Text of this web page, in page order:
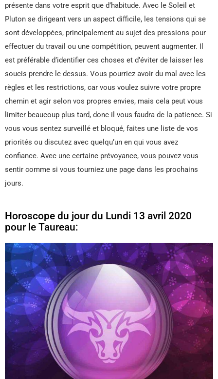
présente dans votre esprit que d’habitude. Avec le Soleil et
Pluton se dirigeant vers un aspect difficile, les tensions qui se
sont développées, principalement au sujet des pressions pour
effectuer du travail ou une compétition, peuvent augmenter. Il
est préférable d’identifier ces choses et d’éviter de laisser les
soucis prendre le dessus. Vous pourriez avoir du mal avec les
règles et les restrictions, car vous voulez suivre votre propre
chemin et agir selon vos propres envies, mais cela peut vous
limiter beaucoup plus tard, donc il vous faudra de la patience. Si
vous vous sentez surveillé et bloqué, faites une liste de vos
priorités ou discutez avec quelqu’un en qui vous avez
confiance. Avec une certaine prévoyance, vous pouvez vous
sentir comme si vous tourniez une page dans les prochains
jours.
Horoscope du jour du Lundi 13 avril 2020
pour le Taureau: